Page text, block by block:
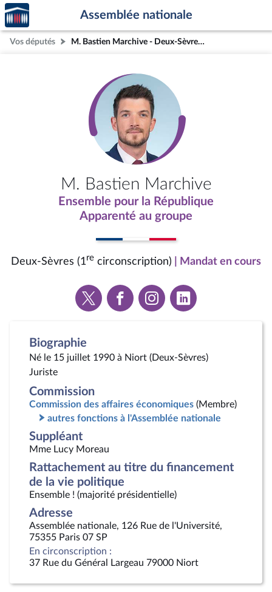
Aller au contenu
Aller en bas de la page
Accèder
à la
page
d'accueil
Assemblée nationale
Vos députés M. Bastien Marchive - Deux-Sèvres (1re circonscription)
M. Bastien Marchive
Ensemble pour la République
Apparenté au groupe
Deux-Sèvres (1re circonscription) | Mandat en cours
Voir
la
Voir
la
Voir
la
Voir
la
Biographie
Né le 15 juillet 1990 à Niort (Deux-Sèvres)
Juriste
Commission
Commission des affaires économiques (Membre)
autres fonctions à l'Assemblée nationale
Suppléant
Mme Lucy Moreau
Rattachement au titre du financement
de la vie politique
Ensemble ! (majorité présidentielle)
Adresse
Assemblée nationale, 126 Rue de l'Université,
75355 Paris 07 SP
En circonscription :
37 Rue du Général Largeau 79000 Niort